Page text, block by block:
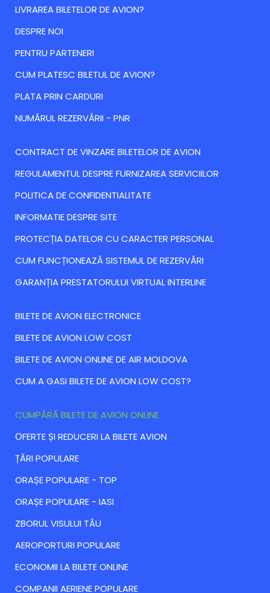
LIVRAREA BILETELOR DE AVION?
DESPRE NOI
PENTRU PARTENERI
CUM PLATESC BILETUL DE AVION?
PLATA PRIN CARDURI
NUMĂRUL REZERVĂRII - PNR
CONTRACT DE VINZARE BILETELOR DE AVION
REGULAMENTUL DESPRE FURNIZAREA SERVICIILOR
POLITICA DE CONFIDENTIALITATE
INFORMATIE DESPRE SITE
PROTECȚIA DATELOR CU CARACTER PERSONAL
CUM FUNCȚIONEAZĂ SISTEMUL DE REZERVĂRI
GARANȚIA PRESTATORULUI VIRTUAL INTERLINE
BILETE DE AVION ELECTRONICE
BILETE DE AVION LOW COST
BILETE DE AVION ONLINE DE AIR MOLDOVA
CUM A GASI BILETE DE AVION LOW COST?
CUMPĂRĂ BILETE DE AVION ONLINE
ОFERTE ȘI REDUCERI LA BILETE AVION
ȚĂRI POPULARE
ORAȘE POPULARE - TOP
ORAȘE POPULARE - IASI
ZBORUL VISULUI TĂU
AEROPORTURI POPULARE
ECONOMII LA BILETE ONLINE
COMPANII AERIENE POPULARE